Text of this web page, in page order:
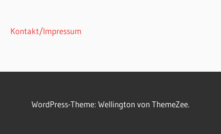
Kontakt/Impressum
WordPress-Theme: Wellington von ThemeZee.